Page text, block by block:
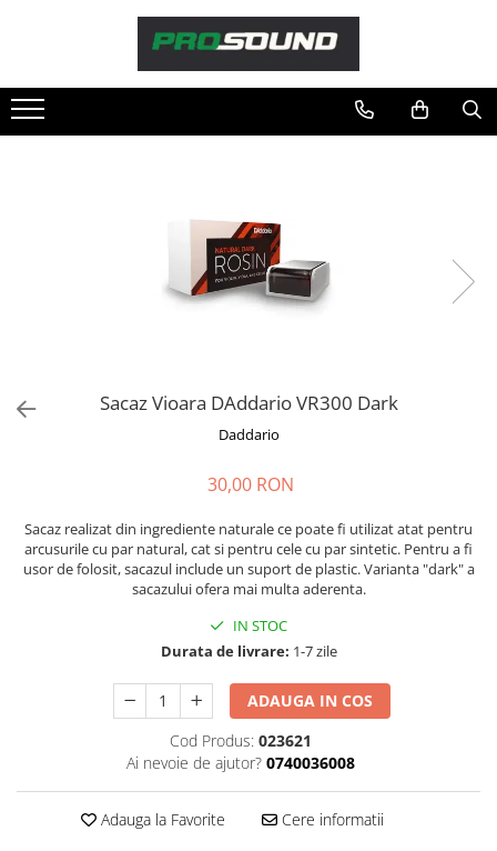
Sonorizare / PA
Playere si Recordere
Stabilizatoare de tensiune UPS si
Power Conditioner
Unelte Audio
Microfoane
Capsule de microfon
Microfoane de broadcast
Microfoane de instrumente
Microfoane de masurare si
Microfoane de studio
Sacaz Vioara DAddario VR300 Dark
Daddario
30,00 RON
Sacaz realizat din ingrediente naturale ce poate fi utilizat atat pentru
arcusurile cu par natural, cat si pentru cele cu par sintetic. Pentru a fi
usor de folosit, sacazul include un suport de plastic. Varianta "dark" a
sacazului ofera mai multa aderenta.
IN STOC
Durata de livrare: 1-7 zile
ADAUGA IN COS
Cod Produs: 023621
Ai nevoie de ajutor? 0740036008
Adauga la Favorite Cere informatii